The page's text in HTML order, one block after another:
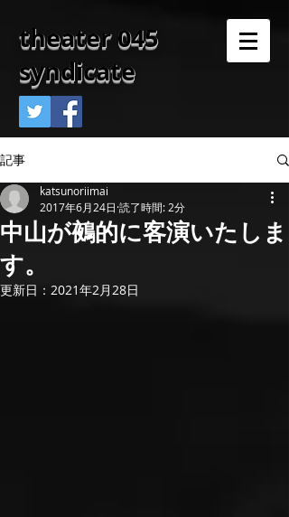
theater 045
syndicate
記事
中山が鵺的に客演いたしま
す。
katsunoriimai
2017年6月24日 読了時間: 2分
更新日： 2021年2月28日